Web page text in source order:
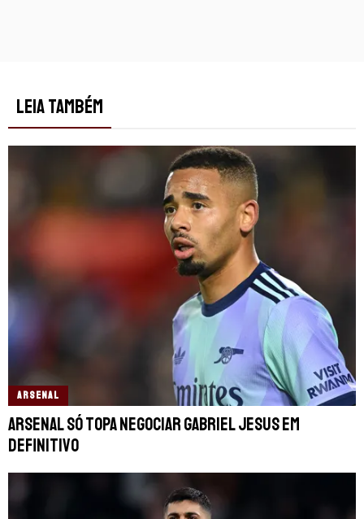
LEIA TAMBÉM
ARSENAL
Arsenal só topa negociar Gabriel Jesus em
definitivo